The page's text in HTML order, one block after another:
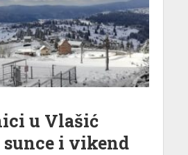
u Vlašić
i vikend